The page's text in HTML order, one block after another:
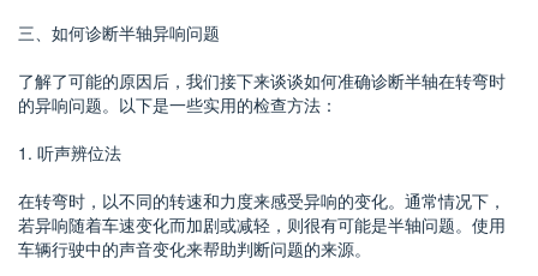
三、如何诊断半轴异响问题
了解了可能的原因后，我们接下来谈谈如何准确诊断半轴在转弯时
的异响问题。以下是一些实用的检查方法：
1. 听声辨位法
在转弯时，以不同的转速和力度来感受异响的变化。通常情况下，
若异响随着车速变化而加剧或减轻，则很有可能是半轴问题。使用
车辆行驶中的声音变化来帮助判断问题的来源。